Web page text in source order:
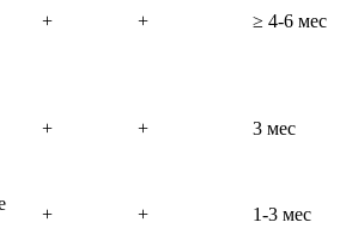
+ + ≥ 4-6 мес
+ + 3 мес
+ + 1-3 мес